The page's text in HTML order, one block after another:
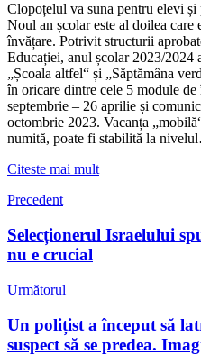
Clopoțelul va suna pentru elevi
Noul an școlar este al doilea care
învățare. Potrivit structurii
Educației, anul școlar 2023/2024
„Școala altfel“ și „Săptămâna
în oricare dintre cele 5 module
septembrie – 26 aprilie și
octombrie 2023. Vacanța
numită, poate fi stabilită la
Citeste mai mult
Precedent
Selecționerul Israelului
nu e crucial
Următorul
Un polițist a început să
suspect să se predea.